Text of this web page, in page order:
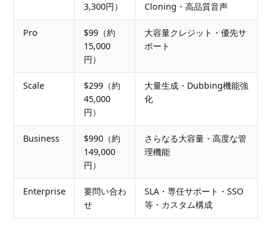
3,300円）
Cloning・高品質音声
Pro
$99（約
15,000
円）
大容量クレジット・優先サ
ポート
Scale
$299（約
45,000
円）
大量生成・Dubbing機能強
化
Business
$990（約
149,000
円）
さらなる大容量・高度な管
理機能
Enterprise
要問い合わ
せ
SLA・専任サポート・SSO
等・カスタム構成